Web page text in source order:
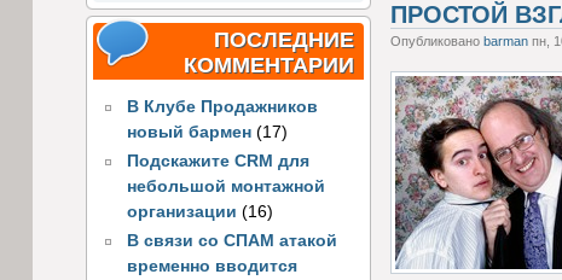
ПОСЛЕДНИЕ
КОММЕНТАРИИ
В Клубе Продажников
новый бармен (17)
Подскажите CRM для
небольшой монтажной
организации (16)
В связи со СПАМ атакой
временно вводится
ПРОСТОЙ
Опубликовано barmanпн,